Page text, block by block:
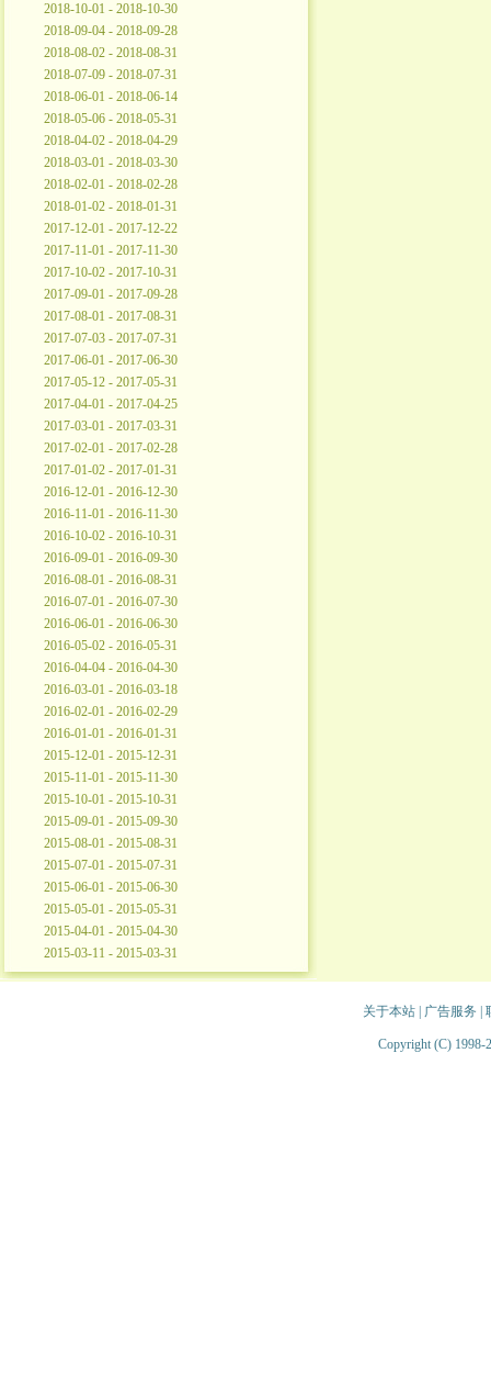
2018-10-01 - 2018-10-30
2018-09-04 - 2018-09-28
2018-08-02 - 2018-08-31
2018-07-09 - 2018-07-31
2018-06-01 - 2018-06-14
2018-05-06 - 2018-05-31
2018-04-02 - 2018-04-29
2018-03-01 - 2018-03-30
2018-02-01 - 2018-02-28
2018-01-02 - 2018-01-31
2017-12-01 - 2017-12-22
2017-11-01 - 2017-11-30
2017-10-02 - 2017-10-31
2017-09-01 - 2017-09-28
2017-08-01 - 2017-08-31
2017-07-03 - 2017-07-31
2017-06-01 - 2017-06-30
2017-05-12 - 2017-05-31
2017-04-01 - 2017-04-25
2017-03-01 - 2017-03-31
2017-02-01 - 2017-02-28
2017-01-02 - 2017-01-31
2016-12-01 - 2016-12-30
2016-11-01 - 2016-11-30
2016-10-02 - 2016-10-31
2016-09-01 - 2016-09-30
2016-08-01 - 2016-08-31
2016-07-01 - 2016-07-30
2016-06-01 - 2016-06-30
2016-05-02 - 2016-05-31
2016-04-04 - 2016-04-30
2016-03-01 - 2016-03-18
2016-02-01 - 2016-02-29
2016-01-01 - 2016-01-31
2015-12-01 - 2015-12-31
2015-11-01 - 2015-11-30
2015-10-01 - 2015-10-31
2015-09-01 - 2015-09-30
2015-08-01 - 2015-08-31
2015-07-01 - 2015-07-31
2015-06-01 - 2015-06-30
2015-05-01 - 2015-05-31
2015-04-01 - 2015-04-30
2015-03-11 - 2015-03-31
关于本站| 广告服务
Copyright (C) 1998-